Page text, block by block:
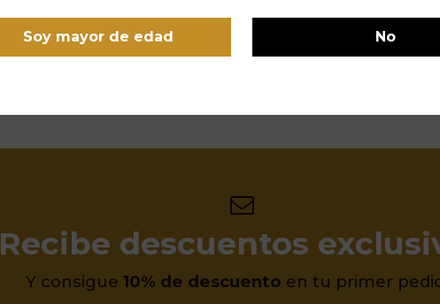
Soy mayor de edad No
Recibe descuentos
Y consigue 10% de descuento en tu primer